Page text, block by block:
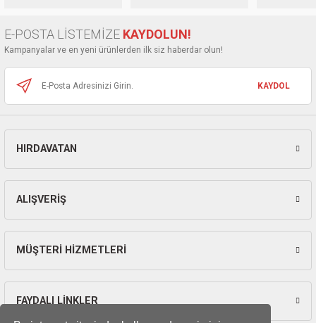
E-POSTA LİSTEMİZE KAYDOLUN!
Kampanyalar ve en yeni ürünlerden ilk siz haberdar olun!
KAYDOL
HIRDAVATAN
ALIŞVERİŞ
MÜŞTERİ HİZMETLERİ
FAYDALI LİNKLER